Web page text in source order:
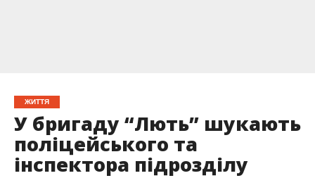
ЖИТТЯ
У бригаду “Лють” шукають
поліцейського та
інспектора підрозділу